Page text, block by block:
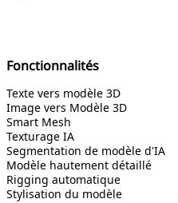
Fonctionnalités
Texte vers modèle 3D
Image vers Modèle 3D
Smart Mesh
Texturage IA
Segmentation de modèle d'IA
Modèle hautement détaillé
Rigging automatique
Stylisation du modèle